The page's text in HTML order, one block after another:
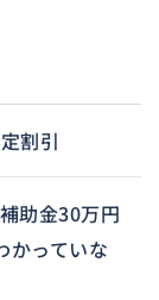
割引
助金30万円
かっていな